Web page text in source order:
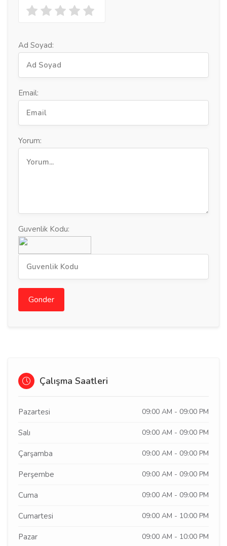
Ad Soyad:
Email:
Yorum:
Guvenlik Kodu:
Gonder
Çalışma Saatleri
Pazartesi 09:00 AM - 09:00 PM
Salı 09:00 AM - 09:00 PM
Çarşamba 09:00 AM - 09:00 PM
Perşembe 09:00 AM - 09:00 PM
Cuma 09:00 AM - 09:00 PM
Cumartesi 09:00 AM - 10:00 PM
Pazar 09:00 AM - 10:00 PM